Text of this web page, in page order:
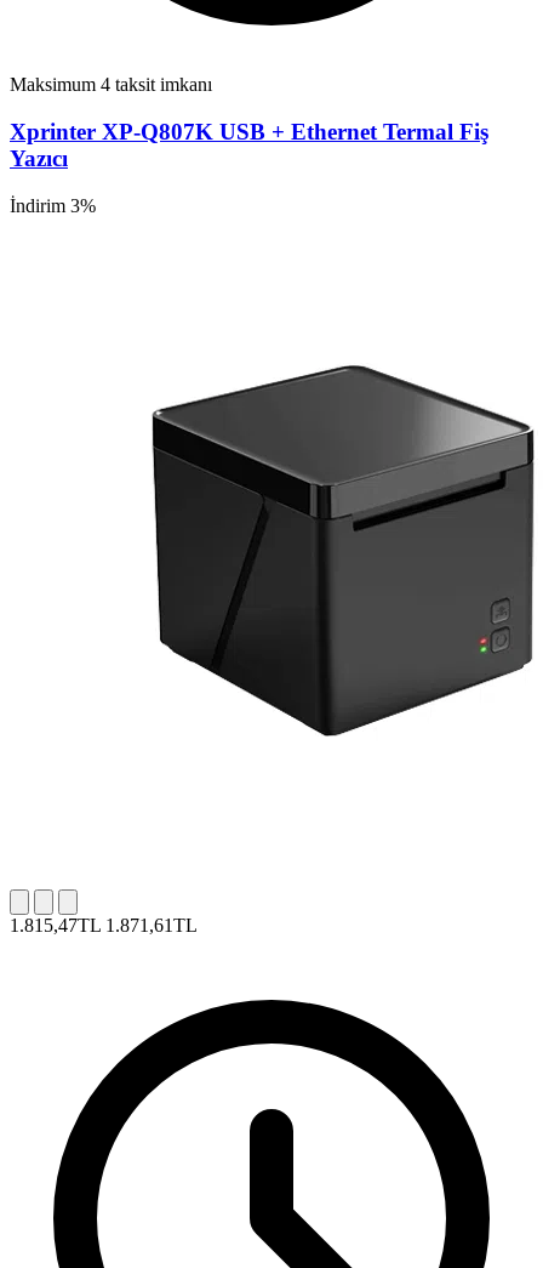
Maksimum 4 taksit imkanı
Xprinter XP-Q807K USB + Ethernet Termal Fiş
Yazıcı
İndirim 3%
1.815,47TL 1.871,61TL